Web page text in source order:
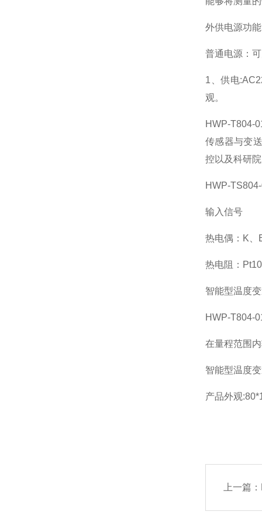
外供电源功能
普通电源：
1、供电
观。
HWP-T804-
传感器与变
控以及科研
HWP-
输入信号
热电偶：K、
热电阻：
智能型温度
HWP-T804-
在量程范围
智能型温度
产品外观
上一篇：